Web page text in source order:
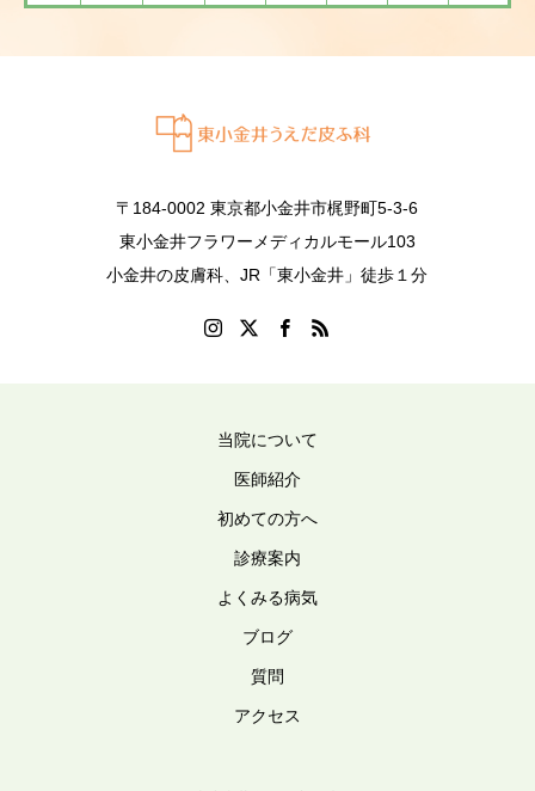
〒184-0002 東京都小金井市梶野町5-3-6
東小金井フラワーメディカルモール103
小金井の皮膚科、JR「東小金井」徒歩１分
当院について
医師紹介
初めての方へ
診療案内
よくみる病気
ブログ
質問
アクセス